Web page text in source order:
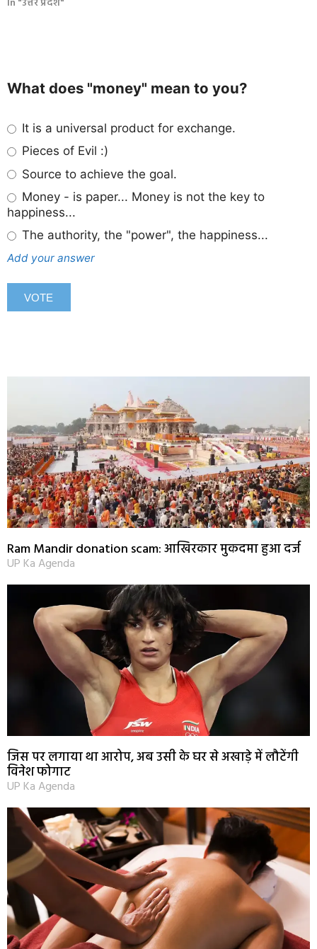
In "उत्तर प्रदेश"
What does "money" mean to you?
It is a universal product for exchange.
Pieces of Evil :)
Source to achieve the goal.
Money - is paper... Money is not the key to
happiness...
The authority, the "power", the happiness...
Add your answer
Ram Mandir donation scam: आखिरकार मुकदमा हुआ दर्ज
UP Ka Agenda
जिस पर लगाया था आरोप, अब उसी के घर से अखाड़े में लौटेंगी
विनेश फोगाट
UP Ka Agenda